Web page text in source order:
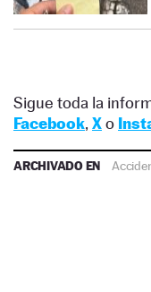
Sigue toda la
Facebook, Xo
ARCHIVADO EN